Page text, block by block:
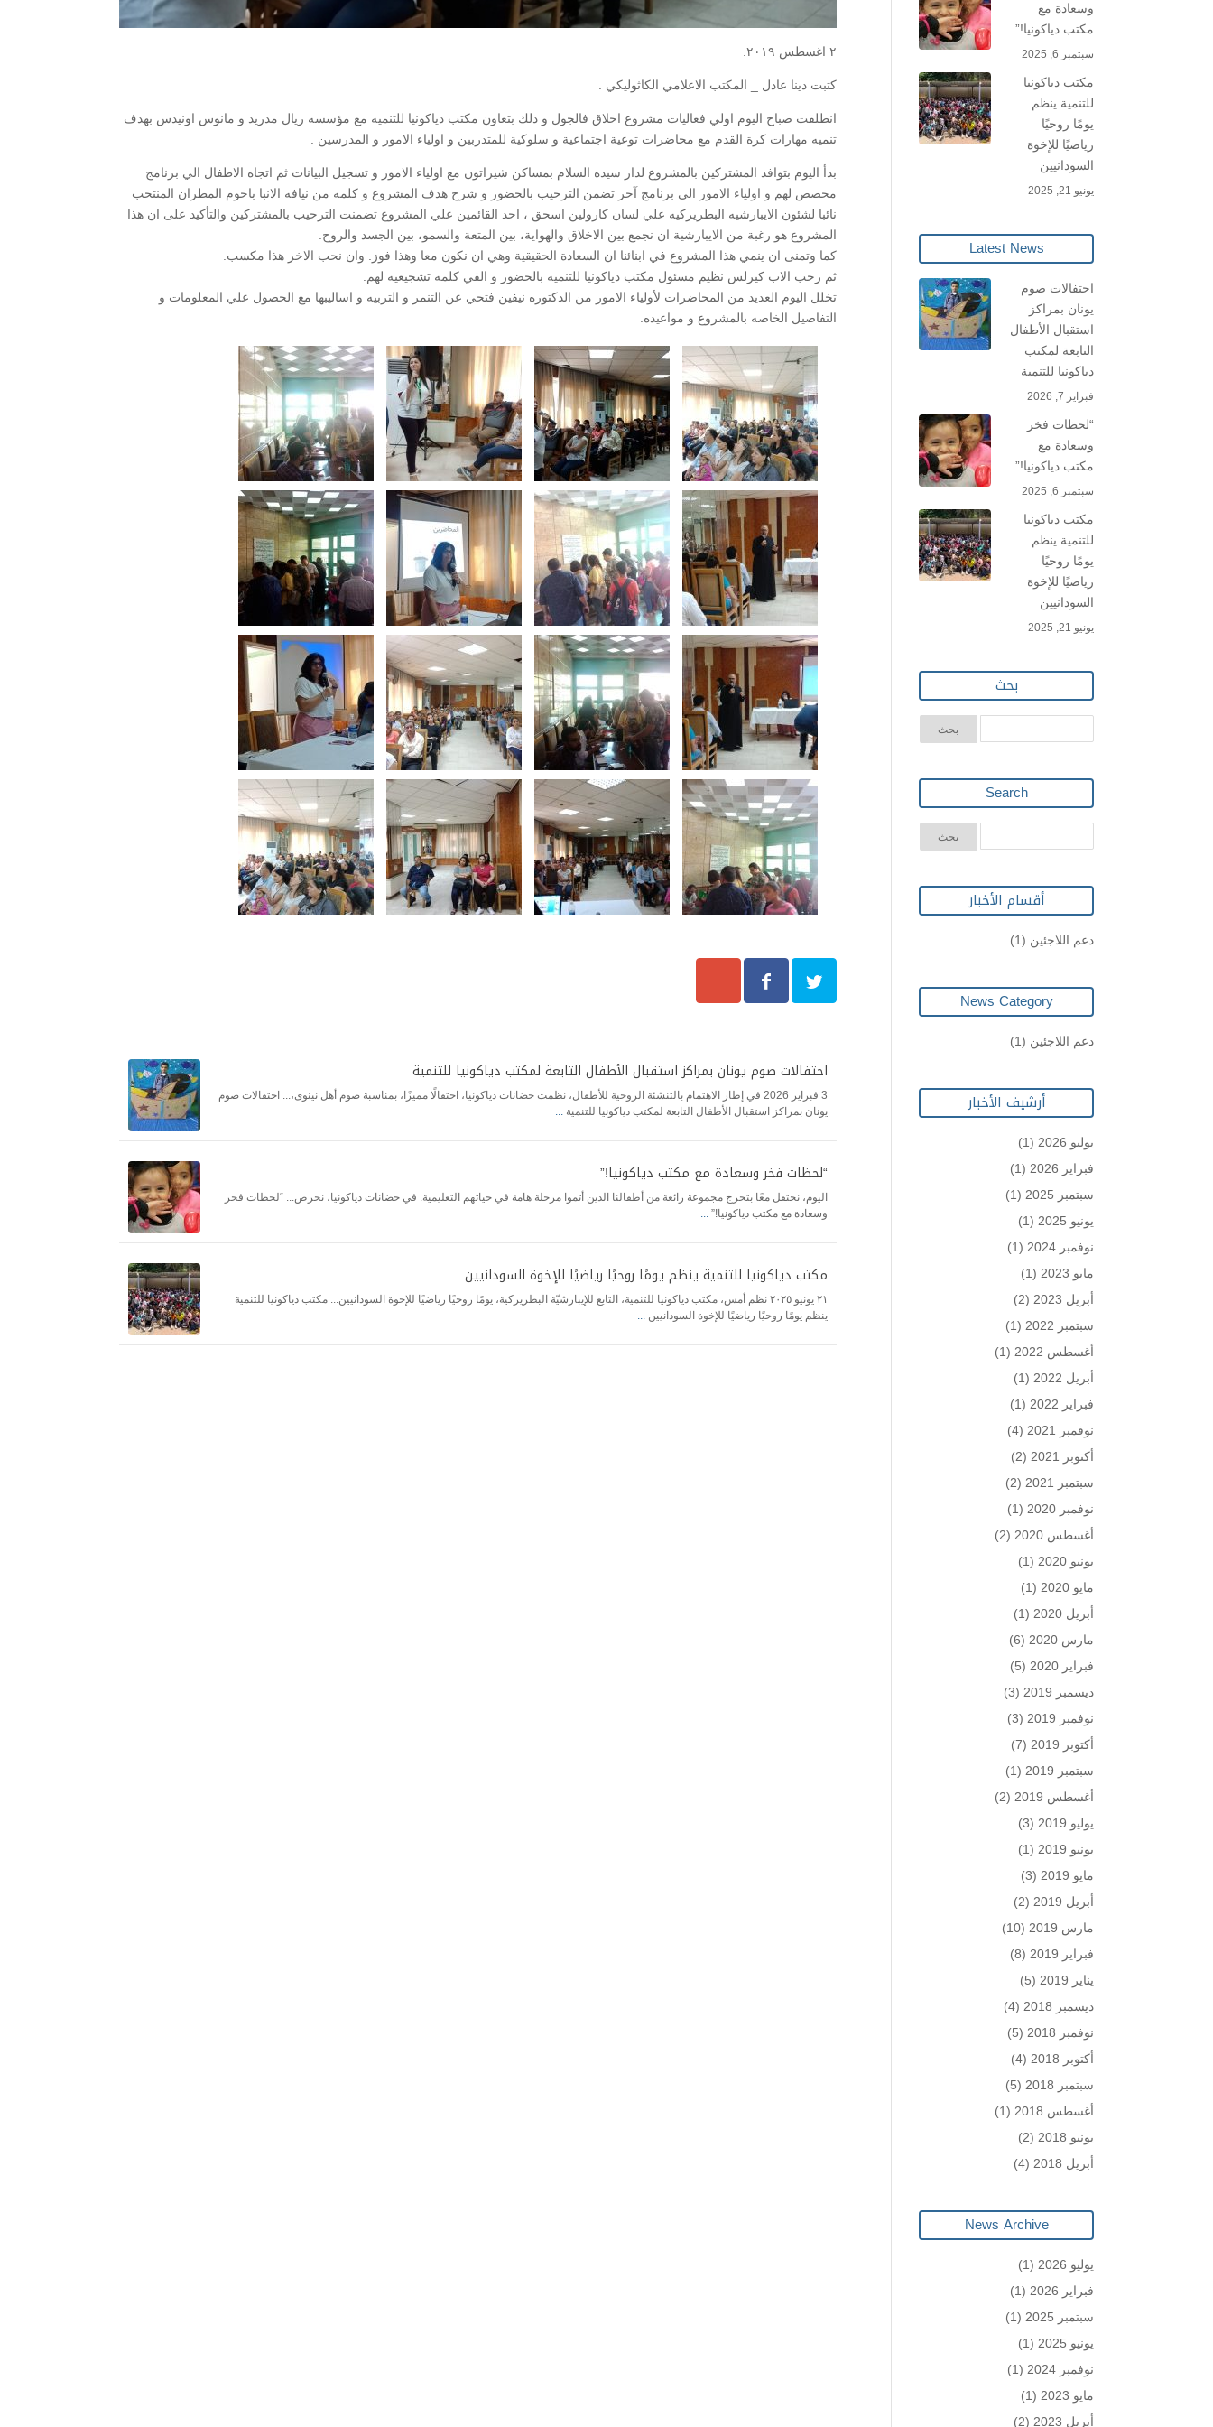
٢ اغسطس ٢٠١٩.
كتبت دينا عادل _ المكتب الاعلامي الكاثوليكي .
انطلقت صباح اليوم اولي فعاليات مشروع اخلاق فالجول و ذلك بتعاون مكتب دياكونيا للتنميه مع مؤسسه ريال مدريد و مانوس اونيدس بهدف
تنميه مهارات كرة القدم مع محاضرات توعية اجتماعية و سلوكية للمتدربين و اولياء الامور و المدرسين .
بدأ اليوم بتوافد المشتركين بالمشروع لدار سيده السلام بمساكن شيراتون مع اولياء الامور و تسجيل البيانات ثم اتجاه الاطفال الي برنامج
مخصص لهم و اولياء الامور الي برنامج آخر تضمن الترحيب بالحضور و شرح هدف المشروع و كلمه من نيافه الانبا باخوم المطران المنتخب
نائبا لشئون الايبارشيه البطريركيه علي لسان كارولين اسحق ، احد القائمين علي المشروع تضمنت الترحيب بالمشتركين والتأكيد على ان هذا
المشروع هو رغبة من الايبارشية ان نجمع بين الاخلاق والهواية، بين المتعة والسمو، بين الجسد والروح.
كما وتمنى ان ينمي هذا المشروع في ابنائنا ان السعادة الحقيقية وهي ان نكون معا وهذا فوز. وان نحب الاخر هذا مكسب.
ثم رحب الاب كيرلس نظيم مسئول مكتب دياكونيا للتنميه بالحضور و القي كلمه تشجيعيه لهم.
تخلل اليوم العديد من المحاضرات لأولياء الامور من الدكتوره نيفين فتحي عن التنمر و التربيه و اساليبها مع الحصول علي المعلومات و
التفاصيل الخاصه بالمشروع و مواعيده.
احتفالات صوم يونان بمراكز استقبال الأطفال التابعة لمكتب دياكونيا للتنمية
3 فبراير 2026 في إطار الاهتمام بالتنشئة الروحية للأطفال، نظمت حضانات دياكونيا، احتفالًا مميزًا، بمناسبة صوم أهل نينوى،... احتفالات صوم
يونان بمراكز استقبال الأطفال التابعة لمكتب دياكونيا للتنمية
“لحظات فخر وسعادة مع مكتب دياكونيا!”
اليوم، نحتفل معًا بتخرج مجموعة رائعة من أطفالنا الذين أتموا مرحلة هامة في حياتهم التعليمية. في حضانات دياكونيا، نحرص... “لحظات فخر
وسعادة مع مكتب دياكونيا!”
مكتب دياكونيا للتنمية ينظم يومًا روحيًا رياضيًا للإخوة السودانيين
٢١ يونيو ٢٠٢٥ نظم أمس، مكتب دياكونيا للتنمية، التابع للإيبارشيّة البطريركية، يومًا روحيًا رياضيًا للإخوة السودانيين... مكتب دياكونيا للتنمية
ينظم يومًا روحيًا رياضيًا للإخوة السودانيين
وسعادة مع
مكتب دياكونيا!”
سبتمبر 6, 2025
مكتب دياكونيا
للتنمية ينظم
يومًا روحيًا
رياضيًا للإخوة
السودانيين
يونيو 21, 2025
Latest News
احتفالات صوم
يونان بمراكز
استقبال الأطفال
التابعة لمكتب
دياكونيا للتنمية
فبراير 7, 2026
“لحظات فخر
وسعادة مع
مكتب دياكونيا!”
سبتمبر 6, 2025
مكتب دياكونيا
للتنمية ينظم
يومًا روحيًا
رياضيًا للإخوة
السودانيين
يونيو 21, 2025
بحث
Search
أقسام الأخبار
دعم اللاجئين (1)
News Category
دعم اللاجئين (1)
أرشيف الأخبار
يوليو 2026
(1)
فبراير 2026
(1)
سبتمبر 2025
(1)
يونيو 2025
(1)
نوفمبر 2024
(1)
مايو 2023
(1)
أبريل 2023
(2)
سبتمبر 2022
(1)
أغسطس 2022
(1)
أبريل 2022
(1)
فبراير 2022
(1)
نوفمبر 2021
(4)
أكتوبر 2021
(2)
سبتمبر 2021
(2)
نوفمبر 2020
(1)
أغسطس 2020
(2)
يونيو 2020
(1)
مايو 2020
(1)
أبريل 2020
(1)
مارس 2020
(6)
فبراير 2020
(5)
ديسمبر 2019
(3)
نوفمبر 2019
(3)
أكتوبر 2019
(7)
سبتمبر 2019
(1)
أغسطس 2019
(2)
يوليو 2019
(3)
يونيو 2019
(1)
مايو 2019
(3)
أبريل 2019
(2)
مارس 2019
(10)
فبراير 2019
(8)
يناير 2019
(5)
ديسمبر 2018
(4)
نوفمبر 2018
(5)
أكتوبر 2018
(4)
سبتمبر 2018
(5)
أغسطس 2018
(1)
يونيو 2018
(2)
أبريل 2018
(4)
News Archive
يوليو 2026
(1)
فبراير 2026
(1)
سبتمبر 2025
(1)
يونيو 2025
(1)
نوفمبر 2024
(1)
مايو 2023
(1)
أبريل 2023
(2)